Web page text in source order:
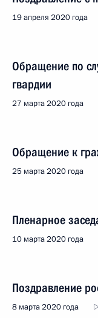
19 апреля 2020 года
Обращение по
гвардии
27 марта 2020 года
Обращение к
25 марта 2020 года
Пленарное
10 марта 2020 года
Поздравление
8 марта 2020 года